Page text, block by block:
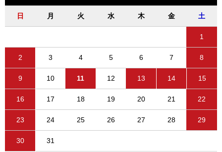
日 月 火 水 木 金 土
1
2 3 4 5 6 7 8
9 10 11 12 13 14 15
16 17 18 19 20 21 22
23 24 25 26 27 28 29
30 31